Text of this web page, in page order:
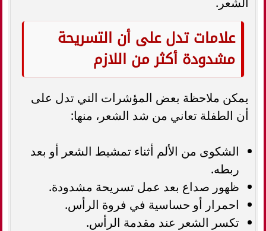
علامات تدل على أن التسريحة
مشدودة أكثر من اللازم
يمكن ملاحظة بعض المؤشرات التي تدل على
أن الطفلة تعاني من شد الشعر، منها:
الشكوى من الألم أثناء تمشيط الشعر أو بعد
ربطه.
ظهور صداع بعد عمل تسريحة مشدودة.
احمرار أو حساسية في فروة الرأس.
تكسر الشعر عند مقدمة الرأس.